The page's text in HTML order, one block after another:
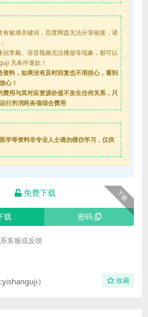
有敏感关键词，百度网盘无法分享链接，请
冠李戴、语音视频无法播放等现象，都可以
无条件退款！
资料，如果没有及时回复也不用担心，看到
心！
费用与其对应资源价值不发生任何关系，只
行所消耗各项综合费用
学等资料非专业人士请勿模仿学习，仅供
下载
免费下载
载 密码
客服或反馈
） 收藏